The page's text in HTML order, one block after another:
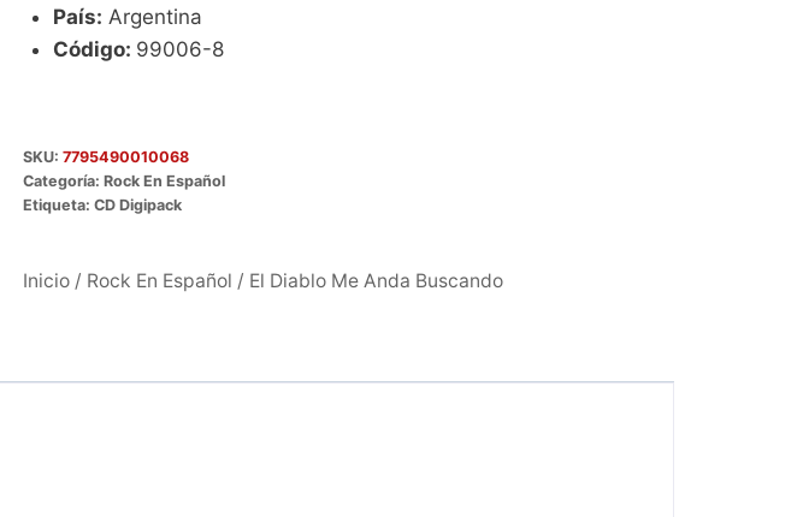
País: Argentina
Código: 99006-8
SKU: 7795490010068
Categoría: Rock En Español
Etiqueta: CD Digipack
Inicio/ Rock En Español / El Diablo Me Anda Buscando